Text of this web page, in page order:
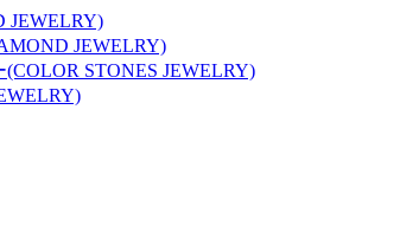
JEWELRY)
JEWELRY)
STONES JEWELRY)